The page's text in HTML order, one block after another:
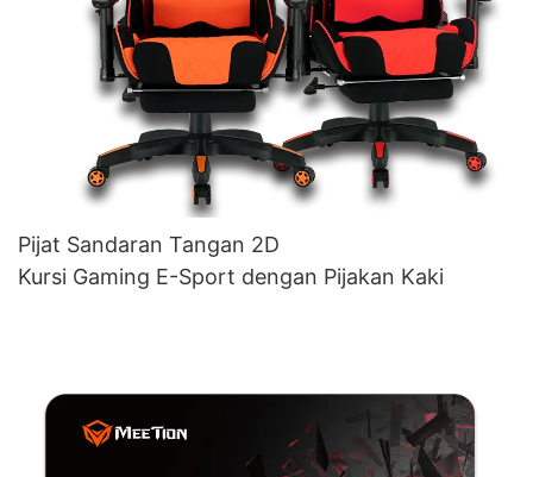
Pijat Sandaran Tangan 2D
Kursi Gaming E-Sport dengan Pijakan Kaki